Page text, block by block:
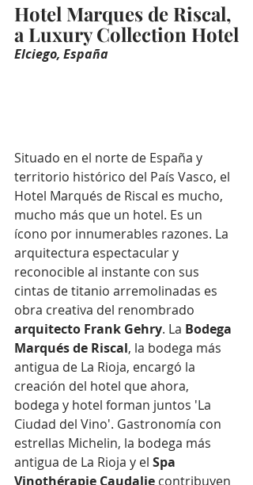
Hotel Marques de Riscal,
a Luxury Collection Hotel
Elciego, España
Situado en el norte de España y
territorio histórico del País Vasco, el
Hotel Marqués de Riscal es mucho,
mucho más que un hotel. Es un
ícono por innumerables razones. La
arquitectura espectacular y
reconocible al instante con sus
cintas de titanio arremolinadas es
obra creativa del renombrado
arquitecto Frank Gehry. La Bodega
Marqués de Riscal, la bodega más
antigua de La Rioja, encargó la
creación del hotel que ahora,
bodega y hotel forman juntos 'La
Ciudad del Vino'. Gastronomía con
estrellas Michelin, la bodega más
antigua de La Rioja y el Spa
Vinothérapie Caudalie contribuyen